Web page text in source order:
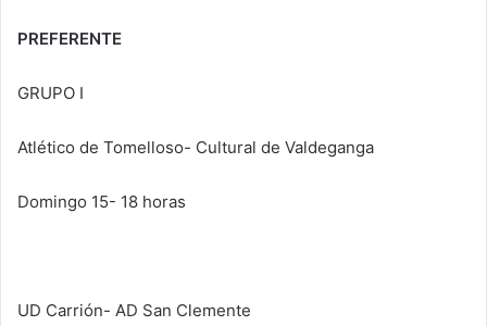
PREFERENTE
GRUPO I
Atlético de Tomelloso- Cultural de Valdeganga
Domingo 15- 18 horas
UD Carrión- AD San Clemente